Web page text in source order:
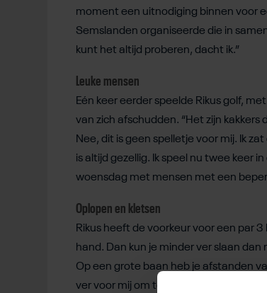
moment een uitnodiging binnen voor
Semslanden organiseerde die in
kunt het altijd proberen, dacht ik.”
Leuke mensen
Eén keer eerder speelde Rikus golf,
van zich afschudden. “Het zijn kakkers
Nee, dit is geen spelletje voor mij. Ik
is altijd gezellig. Ik speel nu twee keer
woensdag met mensen met een
Oplopen en kletsen
Rikus heeft de voorkeur voor een par
hand. Dan kun je minder ver slaan
Op een grote baan heb je afstanden
ver voor mij om te lopen. Dan moet ik